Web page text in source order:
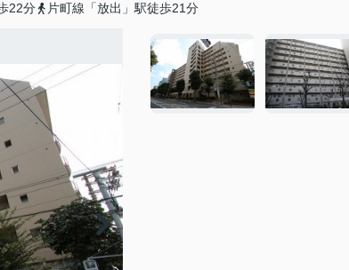
22分 片町線「放出」駅徒歩21分